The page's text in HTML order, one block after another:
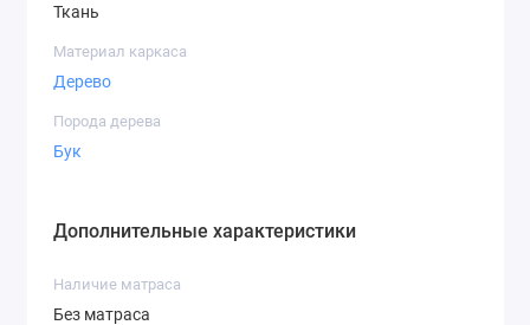
Ткань
Материал каркаса
Дерево
Порода дерева
Бук
Дополнительные характеристики
Наличие матраса
Без матраса